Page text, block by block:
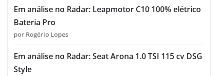
Em análise no Radar: Leapmotor C10 100% elétrico
Bateria Pro
por Rogério Lopes
Em análise no Radar: Seat Arona 1.0 TSI 115 cv DSG
Style